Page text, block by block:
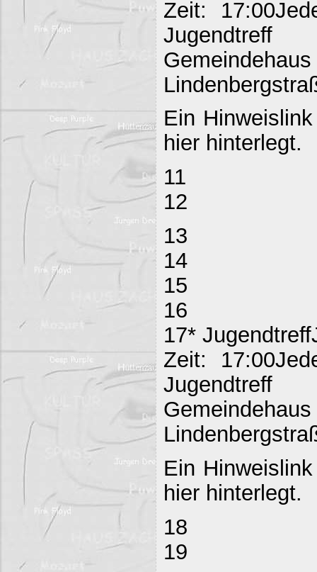
Zeit:
Jugendtreff
Ein
hier hinterlegt.
11
12
13
14
15
16
17*
Zeit:
Jugendtreff
Ein
hier hinterlegt.
18
19